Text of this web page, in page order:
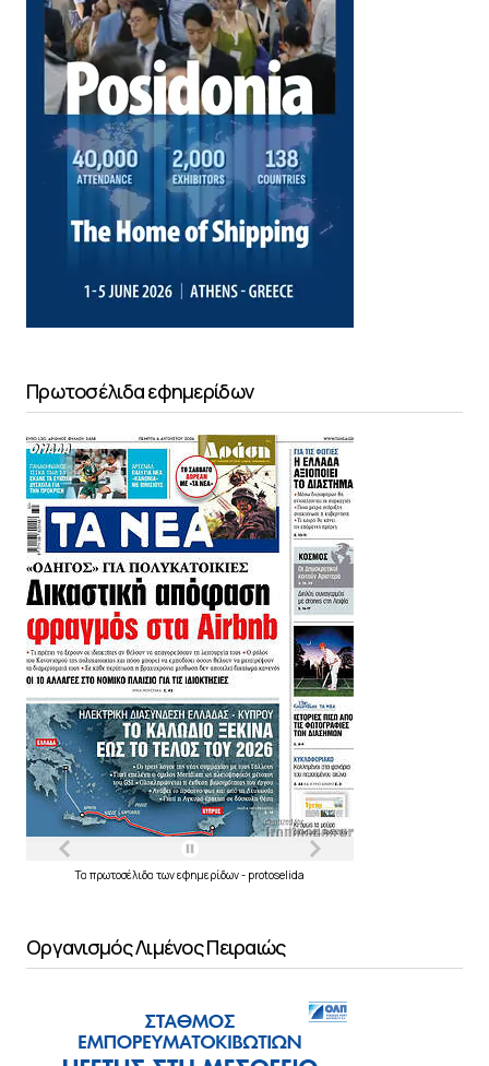
Πρωτοσέλιδα εφημερίδων
Τα πρωτοσέλιδα τωνεφημερίδων- protoselida
Οργανισμός Λιμένος Πειραιώς